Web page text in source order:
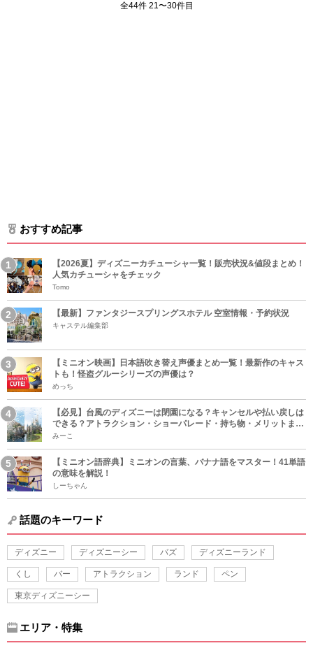
全44件 21〜30件目
おすすめ記事
【2026夏】ディズニーカチューシャ一覧！販売状況&値段まとめ！
人気カチューシャをチェック
Tomo
【最新】ファンタジースプリングスホテル 空室情報・予約状況
キャステル編集部
【ミニオン映画】日本語吹き替え声優まとめ一覧！最新作のキャス
トも！怪盗グルーシリーズの声優は？
めっち
【必見】台風のディズニーは閉園になる？キャンセルや払い戻しは
できる？アトラクション・ショーパレード・持ち物・メリットまと
め！
みーこ
【ミニオン語辞典】ミニオンの言葉、バナナ語をマスター！41単語
の意味を解説！
しーちゃん
話題のキーワード
ディズニー ディズニーシー バズ ディズニーランド
くし バー アトラクション ランド ペン
東京ディズニーシー
エリア・特集